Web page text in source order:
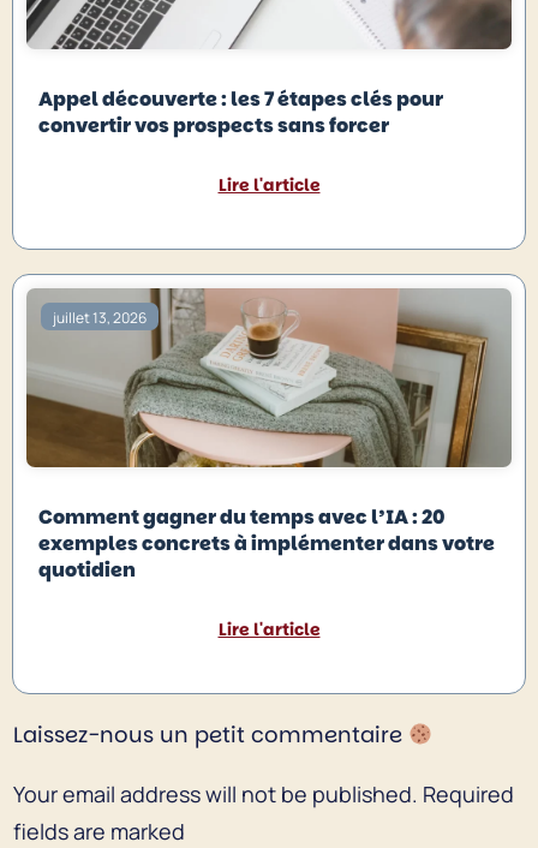
Appel découverte : les 7 étapes clés pour
convertir vos prospects sans forcer
Lire l'article
juillet 13, 2026
Comment gagner du temps avec l’IA : 20
exemples concrets à implémenter dans votre
quotidien
Lire l'article
Laissez-nous un petit commentaire
Your email address will not be published. Required
fields are marked